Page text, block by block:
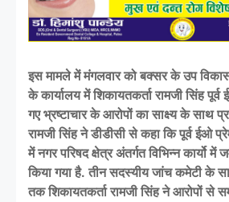
इस मामले में मंगलवार को बक्सर के उप
के कार्यालय में शिकायतकर्ता रामजी सिंह
गए भ्रष्टाचार के आरोपों का साक्ष्य के साथ
रामजी सिंह ने डीडीसी से कहा कि पूर्व ईओ
में नगर परिषद क्षेत्र अंतर्गत विभिन्न कार्यो
किया गया है. तीन सदस्यीय जांच कमेटी के
तक शिकायतकर्ता रामजी सिंह ने आरोपों से